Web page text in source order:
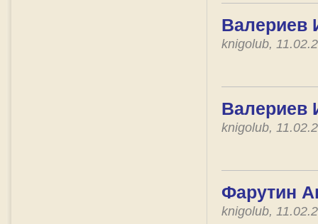
Валериев
knigolub,
Валериев
knigolub,
Фарутин
knigolub,